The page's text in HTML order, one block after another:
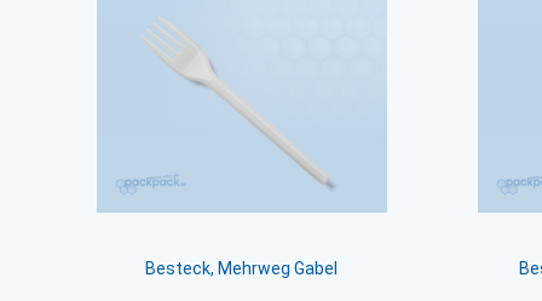
Besteck, Mehrweg Gabel